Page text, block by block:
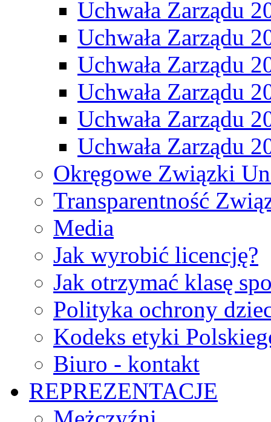
Uchwała Zarządu
Uchwała Zarządu
Uchwała Zarządu
Uchwała Zarządu
Uchwała Zarządu
Uchwała Zarządu
Okręgowe Związki
Transparentność
Media
Jak wyrobić licencję?
Jak otrzymać klasę
Polityka ochrony
Kodeks etyki
Biuro - kontakt
REPREZENTACJE